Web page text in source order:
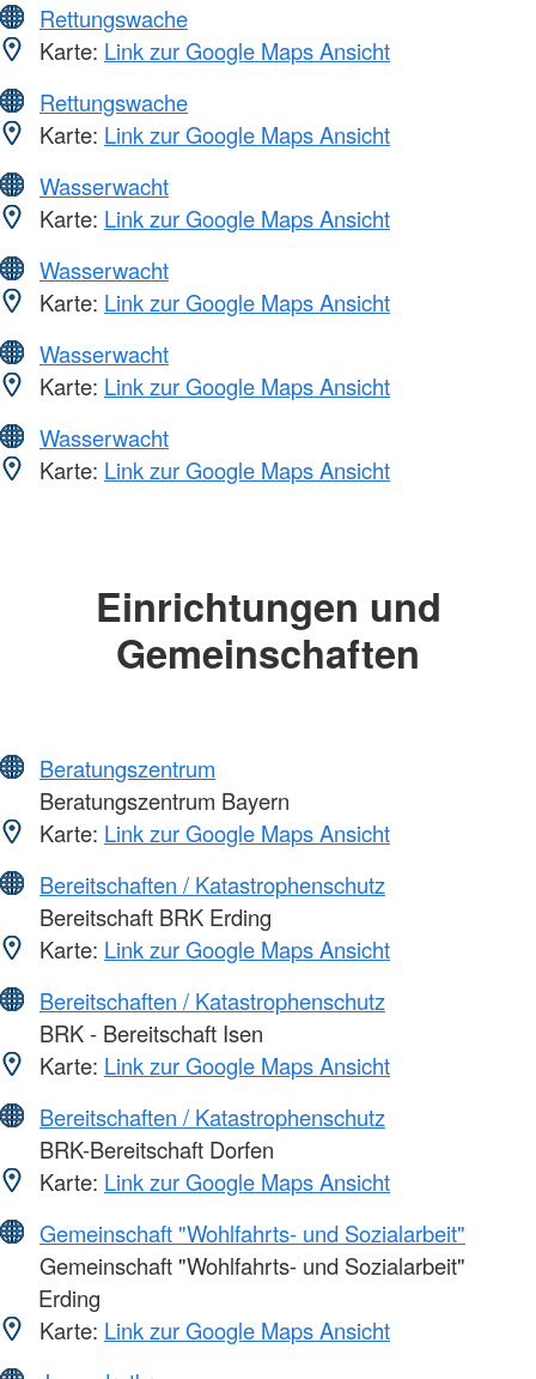
Rettungswache
Karte: Link zur Google Maps Ansicht
Rettungswache
Karte: Link zur Google Maps Ansicht
Wasserwacht
Karte: Link zur Google Maps Ansicht
Wasserwacht
Karte: Link zur Google Maps Ansicht
Wasserwacht
Karte: Link zur Google Maps Ansicht
Wasserwacht
Karte: Link zur Google Maps Ansicht
Einrichtungen und
Gemeinschaften
Beratungszentrum
Beratungszentrum Bayern
Karte: Link zur Google Maps Ansicht
Bereitschaften / Katastrophenschutz
Bereitschaft BRK Erding
Karte: Link zur Google Maps Ansicht
Bereitschaften / Katastrophenschutz
BRK - Bereitschaft Isen
Karte: Link zur Google Maps Ansicht
Bereitschaften / Katastrophenschutz
BRK-Bereitschaft Dorfen
Karte: Link zur Google Maps Ansicht
Gemeinschaft "Wohlfahrts- und Sozialarbeit"
Gemeinschaft "Wohlfahrts- und Sozialarbeit"
Erding
Karte: Link zur Google Maps Ansicht